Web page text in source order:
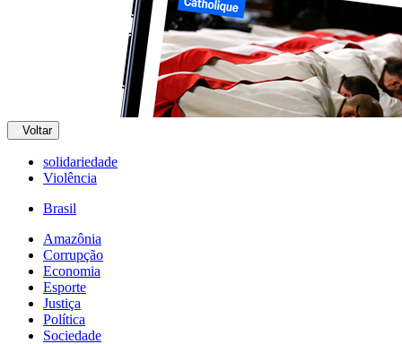
Voltar
solidariedade
Violência
Brasil
Amazônia
Corrupção
Economia
Esporte
Justiça
Política
Sociedade